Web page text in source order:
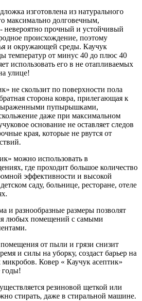
изготовлена из натурального
максимально долговечным,
невероятно прочный и устойчивый
происхождение, поэтому
и окружающей среды. Каучук
температур от минус 40 до плюс 40
использовать его в не отапливаемых
улице!
не скользит по поверхности пола
сторона ковра, прилегающая к
выраженными пупырышками,
даже при максимальном
основание не оставляет следов
края, которые не рвутся от
можно использовать в
где проходит большое количество
эффективности и высокой
саду, больнице, ресторане, отеле
и разнообразные размеры позволят
любых помещений с самыми
от пыли и грязи снизит
и силы на уборку, создаст барьер на
Ковер « Каучук асептик»
годы!
резиновой щеткой или
стирать, даже в стиральной машине.